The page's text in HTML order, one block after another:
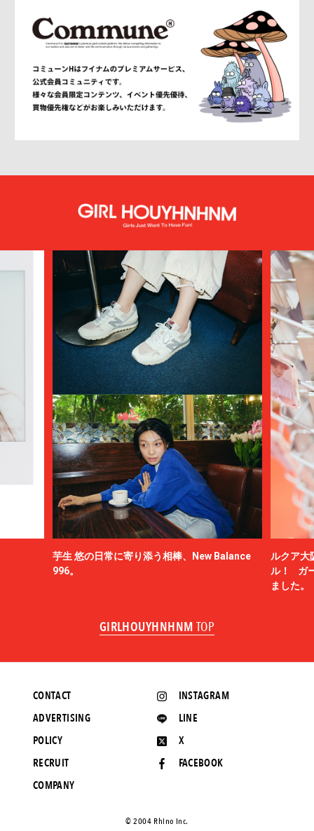
芋生 悠の日常に寄り添う相棒、New Balance
996。
ルクア大
ル！ ガ
ました。
GIRLHOUYHNHNM TOP
INSTAGRAM
LINE
X
FACEBOOK
CONTACT
ADVERTISING
POLICY
RECRUIT
COMPANY
©️ 2004 Rhino Inc.